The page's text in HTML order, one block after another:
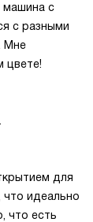
машина с
с разными
Мне
цвете!
для
идеально
что есть